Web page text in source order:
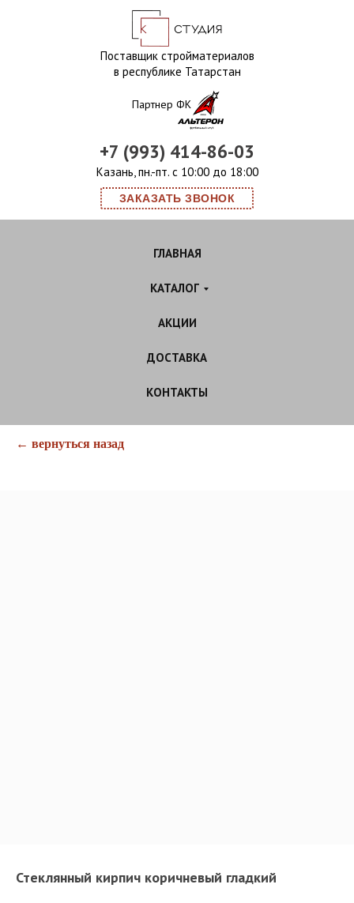
Поставщик стройматериалов
в республике Татарстан
+7 (993) 414-86-03
Казань, пн.-пт. с 10:00 до 18:00
ЗАКАЗАТЬ ЗВОНОК
Партнер ФК
ГЛАВНАЯ
КАТАЛОГ
АКЦИИ
ДОСТАВКА
КОНТАКТЫ
← вернуться назад
Стеклянный кирпич коричневый гладкий